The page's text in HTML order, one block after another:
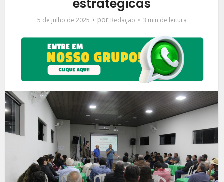
estratégicas
5 de julho de 2025 por Redação 3 min de leitura